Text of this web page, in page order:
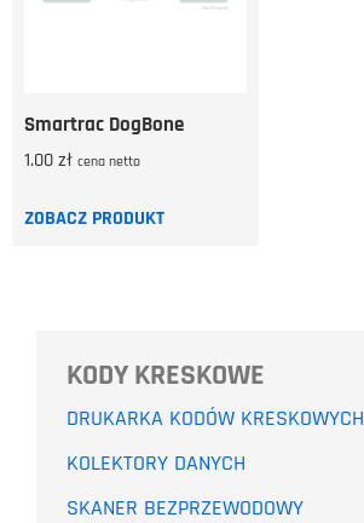
Smartrac DogBone
1.00zł cena netto
ZOBACZ PRODUKT
KODY KRESKOWE
DRUKARKA KODÓW KRESKOWYCH
KOLEKTORY DANYCH
SKANER BEZPRZEWODOWY